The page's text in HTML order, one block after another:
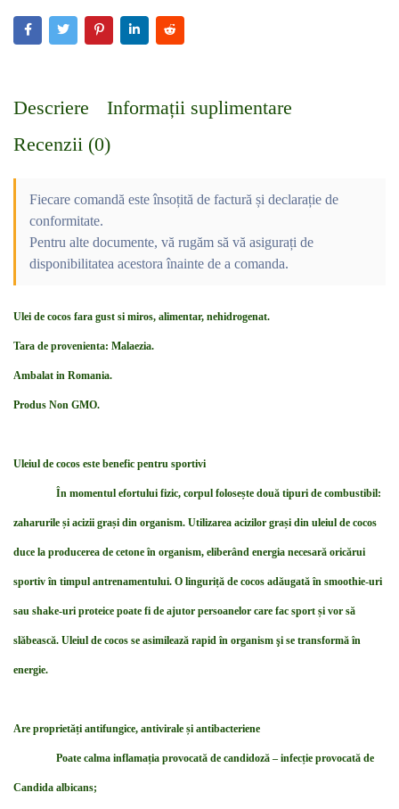
Descriere
Informații suplimentare
Recenzii (0)
Fiecare comandă este însoțită de factură și declarație de
conformitate.
Pentru alte documente, vă rugăm să vă asigurați de
disponibilitatea acestora înainte de a comanda.
Ulei de cocos fara gust si miros, alimentar, nehidrogenat.
Tara de provenienta: Malaezia.
Ambalat in Romania.
Produs Non GMO.
Uleiul de cocos este benefic pentru sportivi
În momentul efortului fizic, corpul folosește două tipuri de combustibil:
zaharurile și acizii grași din organism. Utilizarea acizilor grași din uleiul de cocos
duce la producerea de cetone în organism, eliberând energia necesară oricărui
sportiv în timpul antrenamentului. O linguriță de cocos adăugată în smoothie-uri
sau shake-uri proteice poate fi de ajutor persoanelor care fac sport și vor să
slăbească. Uleiul de cocos se asimilează rapid în organism şi se transformă în
energie.
Are proprietăți antifungice, antivirale și antibacteriene
Poate calma inflamația provocată de candidoză – infecție provocată de
Candida albicans;